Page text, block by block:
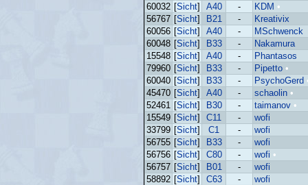
60032 [Sicht] A40 - KDM •
56767 [Sicht] B21 -
Kreativix
60056 [Sicht] A40 -
MSchwenck
60048 [Sicht] B33 -
Nakamura
15548 [Sicht] A40 -
Phantasos
79960 [Sicht] B33 - Pipetto •
60040 [Sicht] B33 - PsychoGerd
45470 [Sicht] A40 - schaolin •
52461 [Sicht] B30 - taimanov •
15549 [Sicht] C11 -
wofi
33799 [Sicht] C1 -
wofi
56755 [Sicht] B33 -
wofi
56756 [Sicht] C80 - wofi •
56757 [Sicht] B01 -
wofi
58892 [Sicht] C63 -
wofi